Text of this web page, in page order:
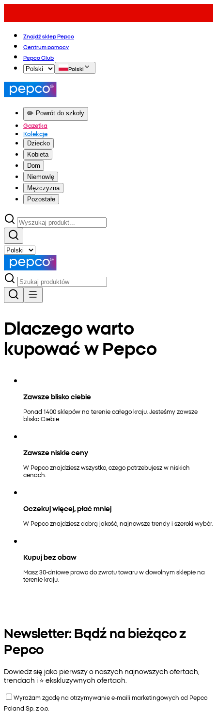
Znajdź sklep Pepco
Centrum pomocy
Pepco Club
Polski
✏️ Powrót do szkoły
Gazetka
Kolekcje
Dziecko
Kobieta
Dom
Niemowlę
Mężczyzna
Pozostałe
Dlaczego warto
kupować w Pepco
Zawsze blisko ciebie
Ponad 1400 sklepów na terenie całego kraju. Jesteśmy zawsze
blisko Ciebie.
Zawsze niskie ceny
W Pepco znajdziesz wszystko, czego potrzebujesz w niskich
cenach.
Oczekuj więcej, płać mniej
W Pepco znajdziesz dobrą jakość, najnowsze trendy i szeroki wybór.
Kupuj bez obaw
Masz 30-dniowe prawo do zwrotu towaru w dowolnym sklepie na
terenie kraju.
Newsletter: Bądź na bieżąco z
Pepco
Dowiedz się jako pierwszy o naszych najnowszych ofertach,
trendach i ⭐️ ekskluzywnych ofertach.
Wyrażam zgodę na otrzymywanie e-maili marketingowych od Pepco
Poland Sp. z o.o.